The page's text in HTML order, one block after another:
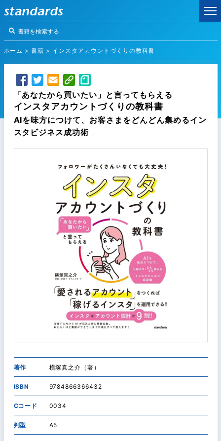
ホーム >書籍 > インスタアカウントづくりの教科書
「あなたから買いたい」と言ってもらえる
インスタアカウントづくりの教科書
AIを味方につけて、お客さまをどんどん集めるイン
スタビジネス成功術
著作 横塚真之介（著）
ISBN 9784866366432
Cコード 0034
判型 A5